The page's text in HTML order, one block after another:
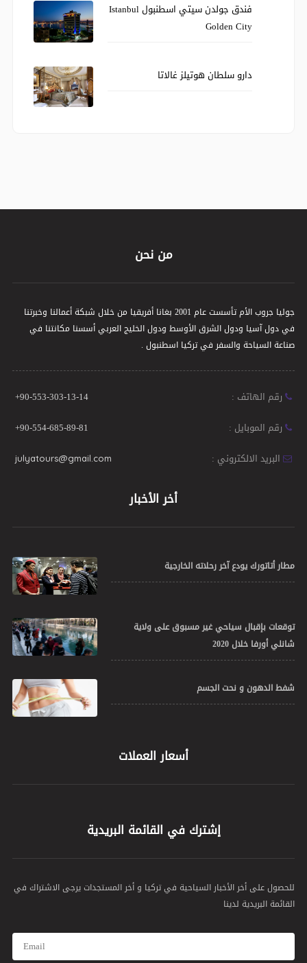
فندق جولدن سيتي اسطنبول Istanbul
Golden City
دارو سلطان هوتيلز غالاتا
من نحن
جوليا جروب الأم تأسست عام 2001 بغانا أفريقيا من خلال شبكة أعمالنا وخبرتنا
في دول آسيا ودول الشرق الأوسط ودول الخليج العربي أسسنا مكانتنا في
صناعة السياحة والسفر في تركيا اسطنبول .
رقم الهاتف :
+90-553-303-13-14
رقم الموبايل :
+90-554-685-89-81
البريد الالكتروني :
julyatours@gmail.com
أخر الأخبار
مطار أتاتورك يودع آخر رحلاته الخارجية
توقعات بإقبال سياحي غير مسبوق على ولاية
شانلي أورفا خلال 2020
شفط الدهون و نحت الجسم
أسعار العملات
إشترك في القائمة البريدية
للحصول على أخر الأخبار السياحية في تركيا و أخر المستجدات يرجى الاشتراك في
القائمة البريدية لدينا